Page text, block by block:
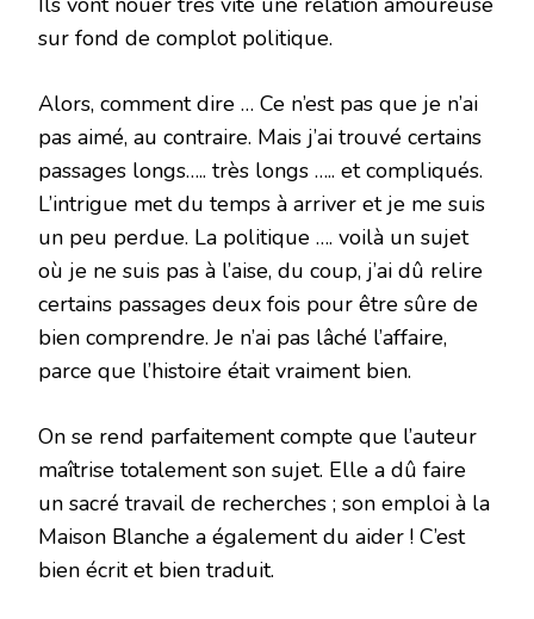
sur fond de complot politique.
Alors, comment dire … Ce n’est pas que je n’ai
pas aimé, au contraire. Mais j’ai trouvé certains
passages longs….. très longs ….. et compliqués.
L’intrigue met du temps à arriver et je me suis
un peu perdue. La politique …. voilà un sujet
où je ne suis pas à l’aise, du coup, j’ai dû relire
certains passages deux fois pour être sûre de
bien comprendre. Je n’ai pas lâché l’affaire,
parce que l’histoire était vraiment bien.
On se rend parfaitement compte que l’auteur
maîtrise totalement son sujet. Elle a dû faire
un sacré travail de recherches ; son emploi à la
Maison Blanche a également du aider ! C’est
bien écrit et bien traduit.